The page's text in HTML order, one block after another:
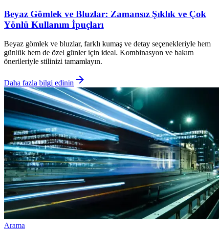
Beyaz Gömlek ve Bluzlar: Zamansız Şıklık ve Çok
Yönlü Kullanım İpuçları
Beyaz gömlek ve bluzlar, farklı kumaş ve detay seçenekleriyle hem
günlük hem de özel günler için ideal. Kombinasyon ve bakım
önerileriyle stilinizi tamamlayın.
Daha fazla bilgi edinin
Arama